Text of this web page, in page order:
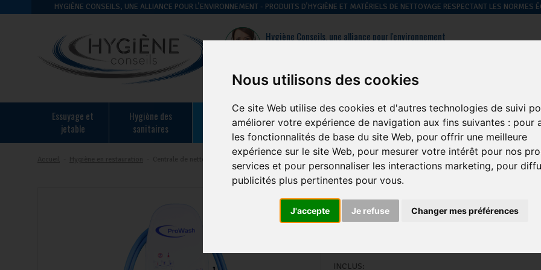
Nous utilisons des cookies
Ce site Web utilise des cookies et d'autres technologies de suivi
améliorer votre expérience de navigation aux fins suivantes : pour
les fonctionnalités de base du site Web, pour offrir une meilleure
expérience sur le site Web, pour mesurer votre intérêt pour nos
services et pour personnaliser les interactions marketing, pour
publicités plus pertinentes pour vous.
J'accepte Je refuse Changer mes préférences
HYGIÈNE CONSEILS, UNE ALLIANCE POUR L’ENVIRONNEMENT - PRODUITS D’HYGIÈNE ET MATÉRIELS DE NETTOYAGE RESPECTANT LES NORMES
Hygiène Conseils, une alliance pour l'environnement
essuyage et
jetable
hygiène des
sanitaires
restauration
hygiène des
sols
hygiène du
linge
hygiène
générale
gestion des
déchets
Centrale de nettoyage et de désinfection
Centrale De Nettoyage Et De
PROWASH 2 Produits Flexible
Metres
INCLUS: